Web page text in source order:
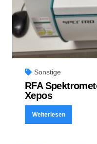
Sonstige
RFA
Xepos
Weiterlesen